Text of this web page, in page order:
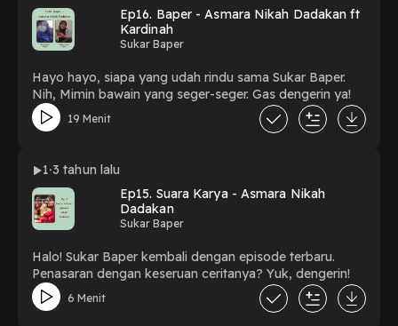
Ep16. Baper - Asmara Nikah Dadakan ft
Kardinah
Sukar Baper
Hayo hayo, siapa yang udah rindu sama Sukar Baper.
Nih, Mimin bawain yang seger-seger. Gas dengerin ya!
19 Menit
1 3 tahun lalu
Ep15. Suara Karya - Asmara Nikah
Dadakan
Sukar Baper
Halo! Sukar Baper kembali dengan episode terbaru.
Penasaran dengan keseruan ceritanya? Yuk, dengerin!
6 Menit